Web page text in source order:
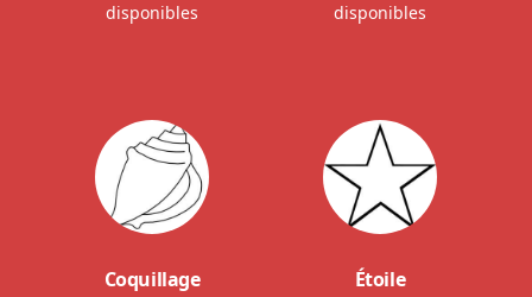
disponibles
disponibles
Coquillage Étoile